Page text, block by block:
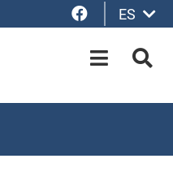
Facebook
ES
OPEN-